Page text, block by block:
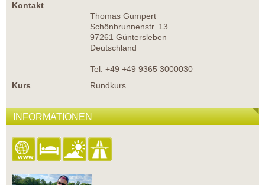
Kontakt
Thomas Gumpert
Schönbrunnenstr. 13
97261 Güntersleben
Deutschland
Tel: +49 +49 9365 3000030
Kurs
Rundkurs
INFORMATIONEN